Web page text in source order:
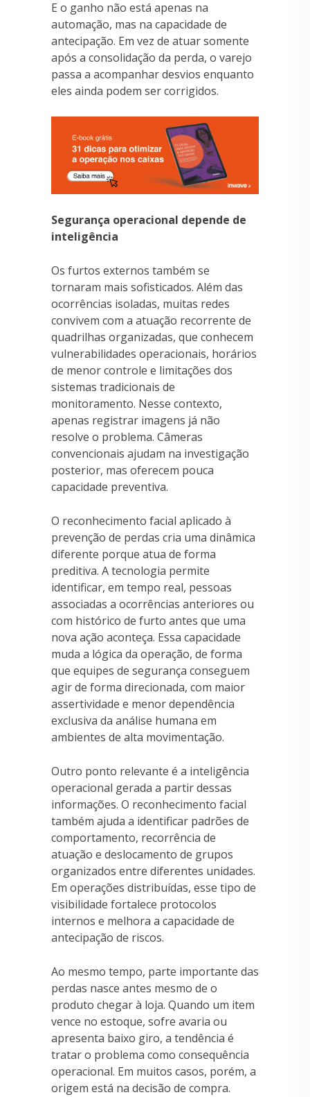
E o ganho não está apenas na
automação, mas na capacidade de
antecipação. Em vez de atuar somente
após a consolidação da perda, o varejo
passa a acompanhar desvios enquanto
eles ainda podem ser corrigidos.
Segurança operacional depende de
inteligência
Os furtos externos também se
tornaram mais sofisticados. Além das
ocorrências isoladas, muitas redes
convivem com a atuação recorrente de
quadrilhas organizadas, que conhecem
vulnerabilidades operacionais, horários
de menor controle e limitações dos
sistemas tradicionais de
monitoramento. Nesse contexto,
apenas registrar imagens já não
resolve o problema. Câmeras
convencionais ajudam na investigação
posterior, mas oferecem pouca
capacidade preventiva.
O reconhecimento facial aplicado à
prevenção de perdas cria uma dinâmica
diferente porque atua de forma
preditiva. A tecnologia permite
identificar, em tempo real, pessoas
associadas a ocorrências anteriores ou
com histórico de furto antes que uma
nova ação aconteça. Essa capacidade
muda a lógica da operação, de forma
que equipes de segurança conseguem
agir de forma direcionada, com maior
assertividade e menor dependência
exclusiva da análise humana em
ambientes de alta movimentação.
Outro ponto relevante é a inteligência
operacional gerada a partir dessas
informações. O reconhecimento facial
também ajuda a identificar padrões de
comportamento, recorrência de
atuação e deslocamento de grupos
organizados entre diferentes unidades.
Em operações distribuídas, esse tipo de
visibilidade fortalece protocolos
internos e melhora a capacidade de
antecipação de riscos.
Ao mesmo tempo, parte importante das
perdas nasce antes mesmo de o
produto chegar à loja. Quando um item
vence no estoque, sofre avaria ou
apresenta baixo giro, a tendência é
tratar o problema como consequência
operacional. Em muitos casos, porém, a
origem está na decisão de compra.